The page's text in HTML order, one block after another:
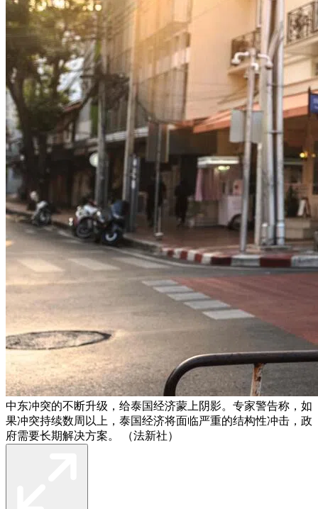
中东冲突的不断升级，给泰国经济蒙上阴影。专家警告称，如
果冲突持续数周以上，泰国经济将面临严重的结构性冲击，政
府需要长期解决方案。 （法新社）